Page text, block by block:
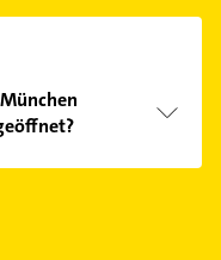
Öffnungszeiten.